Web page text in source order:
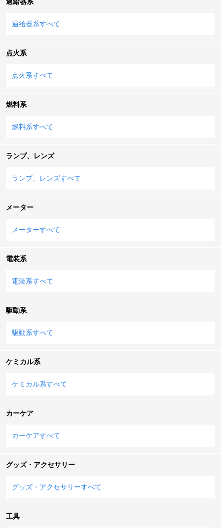
過給器系すべて
点火系
点火系すべて
燃料系
燃料系すべて
ランプ、レンズ
ランプ、レンズすべて
メーター
メーターすべて
電装系
電装系すべて
駆動系
駆動系すべて
ケミカル系
ケミカル系すべて
カーケア
カーケアすべて
グッズ・アクセサリー
グッズ・アクセサリーすべて
工具